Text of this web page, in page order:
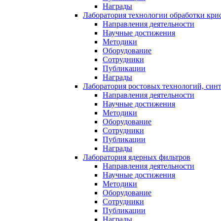
Награды
Лаборатория технологии обработки
Направления деятельности
Научные достижения
Методики
Оборудование
Сотрудники
Публикации
Награды
Лаборатория ростовых технологий,
Направления деятельности
Научные достижения
Методики
Оборудование
Сотрудники
Публикации
Награды
Лаборатория ядерных фильтров
Направления деятельности
Научные достижения
Методики
Оборудование
Сотрудники
Публикации
Награды